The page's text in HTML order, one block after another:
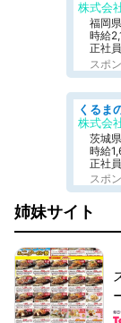
株式会
福岡
時給
正社員
スポ
株式会
茨城
時給
正社
スポ
姉妹サイト